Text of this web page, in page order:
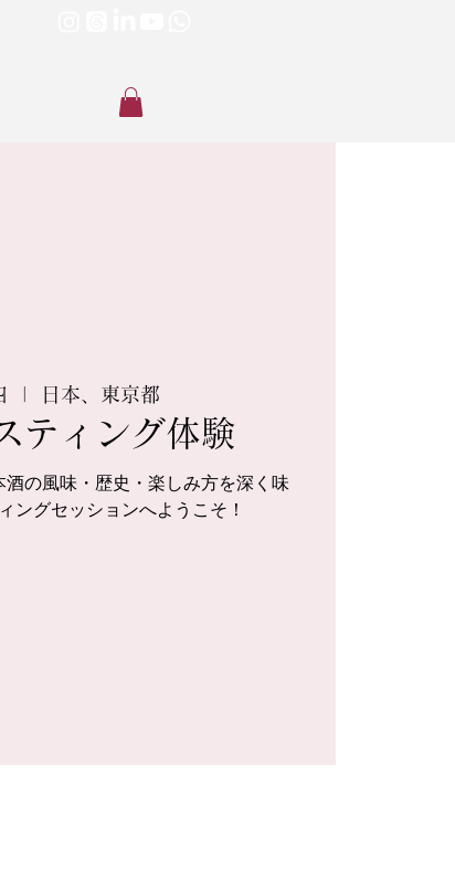
日本、東京都
ティング体験
の風味・歴史・楽しみ方を深く味
ングセッションへようこそ！